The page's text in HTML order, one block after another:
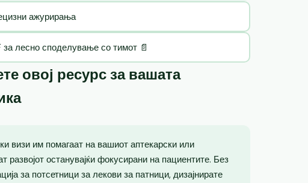
ажурирања
за лесно споделување со тимот 📄
овој ресурс за вашата
визи им помагаат на вашиот аптекарски или
развојот останувајќи фокусирани на пациентите. Без
за потсетници за лекови за патници, дизајнирате